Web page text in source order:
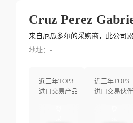
来自厄瓜多尔的采购商，此公司
地址：-
近三年TOP3
进口交易产品
近三年TOP3
进口交易伙伴